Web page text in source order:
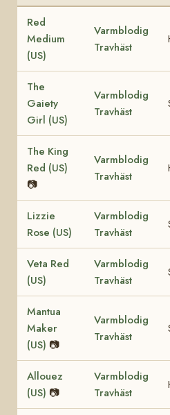
Red
Medium
(US)
Varmblodig
Travhäst
The
Gaiety
Girl (US)
Varmblodig
Travhäst
The King
Red (US)
📷
Varmblodig
Travhäst
Lizzie
Rose (US)
Varmblodig
Travhäst
Veta Red
(US)
Varmblodig
Travhäst
Mantua
Maker
(US) 📷
Varmblodig
Travhäst
Allouez
(US) 📷
Varmblodig
Travhäst